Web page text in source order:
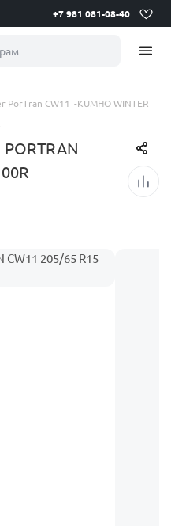
+7 981 081-08-40
PorTran CW11 -KUMHO WINTER